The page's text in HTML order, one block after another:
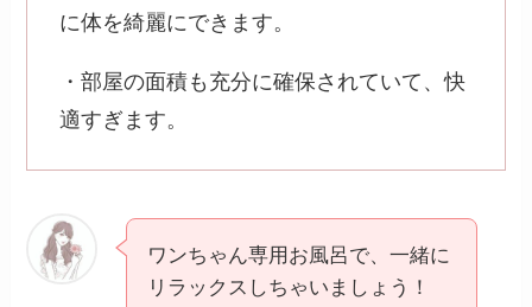
に体を綺麗にできます。
・部屋の面積も充分に確保されていて、快
適すぎます。
ワンちゃん専用お風呂で、一緒に
リラックスしちゃいましょう！